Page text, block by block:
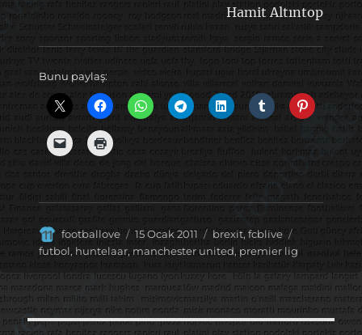
Hamit Altıntop
Bunu paylaş:
Yazar
footballove
Yayın
tarihi
15 Ocak 2011 Kategoriler
brexit, fcblive
Etiketler
futbol, huntelaar, manchester united, premier lig